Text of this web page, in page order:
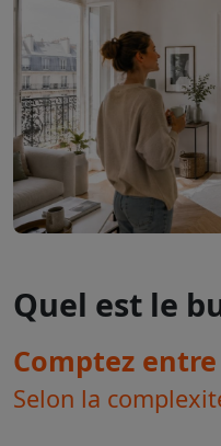
Quel est le
Comptez
Selon la